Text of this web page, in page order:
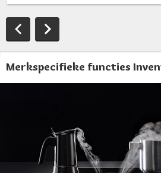
Merkspecifieke functies